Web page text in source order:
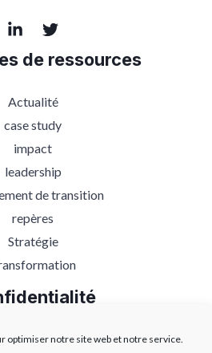
optimiser notre site web et notre service.
de ressources
Actualité
case study
impact
leadership
de transition
repères
Stratégie
des données